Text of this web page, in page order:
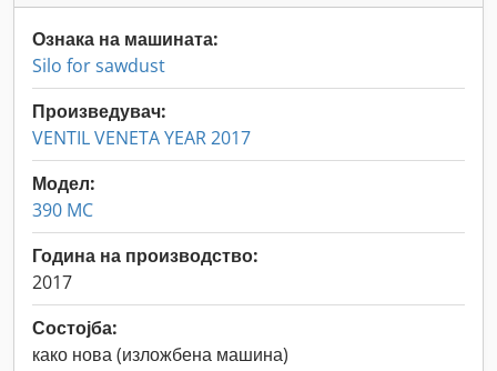
Ознака на машината:
Silo for sawdust
Произведувач:
VENTIL VENETA YEAR 2017
Модел:
390 MC
Година на производство:
2017
Состојба:
како нова (изложбена машина)